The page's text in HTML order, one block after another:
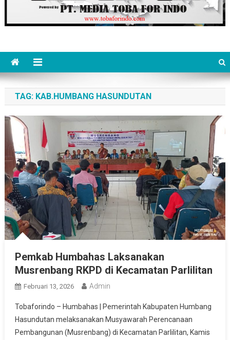
TAG: KAB.HUMBANG HASUNDUTAN
Pemkab Humbahas Laksanakan
Musrenbang RKPD di Kecamatan Parlilitan
Februari 13, 2026 Admin
Tobaforindo – Humbahas | Pemerintah Kabupaten Humbang
Hasundutan melaksanakan Musyawarah Perencanaan
Pembangunan (Musrenbang) di Kecamatan Parlilitan, Kamis